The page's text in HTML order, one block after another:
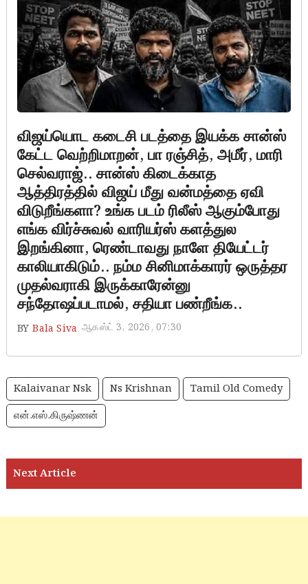
விஜய்யொட கடைசி படத்தை இயக்க சான்ஸ்
கேட்ட வெற்றிமாறன், பா ரஞ்சித், அமீர், மாரி
செல்வராஜ்.. சான்ஸ் கிடைக்காத
ஆத்திரத்தில் விஜய் மீது வன்மத்தை ஏவி
விடுறீங்களா? உங்க படம் ரிலீஸ் ஆகும்போது
எங்க விர்ச்சுவல் வாரியர்ஸ் களத்துல
இறங்கினா, ரெண்டாவது நாளே தியேட்டர்
காலியாகிடும்.. நம்ம சினிமாக்காரர் ஒருத்தர
முதல்வராகி இருக்காரேன்னு
சந்தோஷப்படாமல், சதியா பண்றீங்க..
BY Bala Siva ஆகஸ்ட் 3, 2026, 07:30
Kalaivanar Nsk Ns Krishnan
Tamil Old Comedy
என்.எஸ்.கிருஷ்ணன்